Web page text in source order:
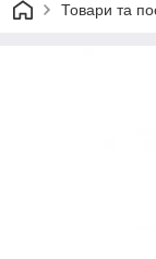
Товари та